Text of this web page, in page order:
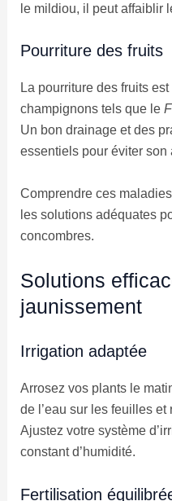
le mildiou, il peut affaiblir
Pourriture des fruits
La pourriture des fruits
champignons tels que le
Un bon drainage et des
essentiels pour éviter son
Comprendre ces
les solutions adéquates
concombres.
Solutions
jaunissement
Irrigation adaptée
Arrosez vos plants le
de l’eau sur les feuilles
Ajustez votre système
constant d’humidité.
Fertilisation